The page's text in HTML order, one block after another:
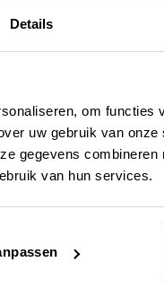
Details
om functies
uw gebruik van
gegevens
van hun services.